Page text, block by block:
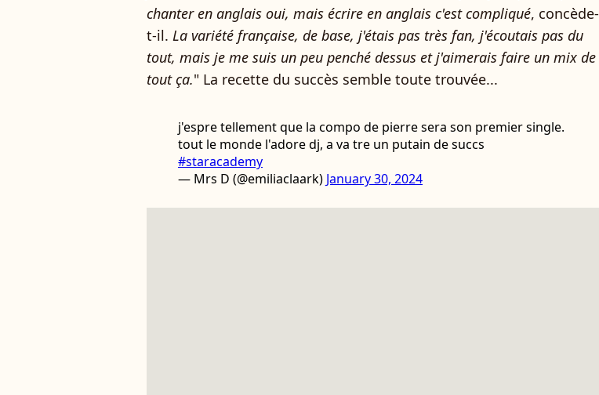
chanter en anglais oui, mais écrire en anglais c'est compliqué, concède-
t-il. La variété française, de base, j'étais pas très fan, j'écoutais pas du
tout, mais je me suis un peu penché dessus et j'aimerais faire un mix de
tout ça." La recette du succès semble toute trouvée...
j'espre tellement que la compo de pierre sera son premier single.
tout le monde l'adore dj, a va tre un putain de succs
#staracademy
— Mrs D (@emiliaclaark) January 30, 2024